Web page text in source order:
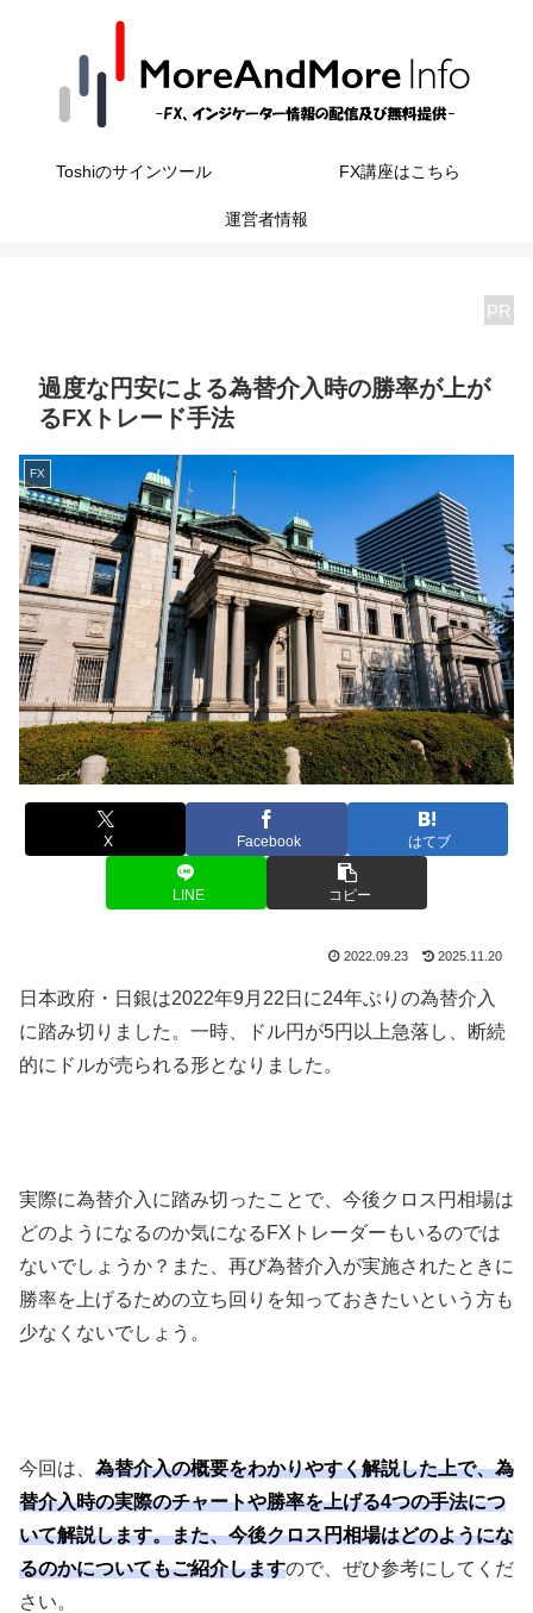
Toshiのサインツール FX講座はこちら
運営者情報
PR
過度な円安による為替介入時の勝率が上が
るFXトレード手法
FX
X Facebook はてブ
LINE コピー
2022.09.23 2025.11.20
日本政府・日銀は2022年9月 22 日に24年ぶりの為替介入
に踏み切りました。一時、ドル円が5円以上急落し、断続
的にドルが売られる形となりました。
実際に為替介入に踏み切ったことで、今後クロス円相場は
どのようになるのか気になる FX トレーダーもいるのでは
ないでしょうか？また、再び為替介入が実施されたときに
勝率を上げるための立ち回りを知っておきたいという方も
少なくないでしょう。
今回は、 為替介入の概要をわかりやすく解説した上で、為
替介入時の実際のチャートや勝率を上げる4つの手法につ
いて解説します。また、今後クロス円相場はどのようにな
るのかについてもご紹介しますので、ぜひ参考にしてくだ
さい。